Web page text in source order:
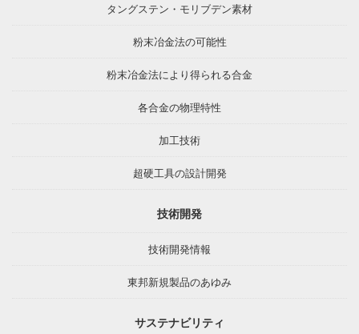
タングステン・モリブデン素材
粉末冶金法の可能性
粉末冶金法により得られる合金
各合金の物理特性
加工技術
超硬工具の設計開発
技術開発
技術開発情報
東邦新規製品のあゆみ
サステナビリティ